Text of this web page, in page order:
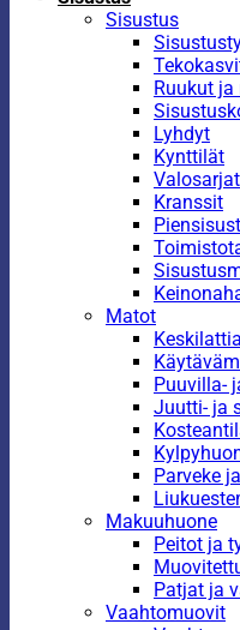
Sisustus
Ruukut
Lyhdyt
Kynttilät
Kranssit
Matot
Puuvilla-
Juutti- ja
Parveke
Makuuhuone
Peitot ja
Patjat ja
Vaahtomuovit